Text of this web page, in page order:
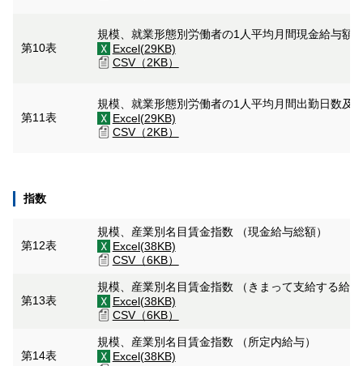
第10表
規模、就業形態別労働者の1人平均月間現金給与額
Excel(29KB)
CSV（2KB）
第11表
規模、就業形態別労働者の1人平均月間出勤日数及
Excel(29KB)
CSV（2KB）
指数
第12表
規模、産業別名目賃金指数 （現金給与総額）
Excel(38KB)
CSV（6KB）
第13表
規模、産業別名目賃金指数 （きまって支給する給
Excel(38KB)
CSV（6KB）
第14表
規模、産業別名目賃金指数 （所定内給与）
Excel(38KB)